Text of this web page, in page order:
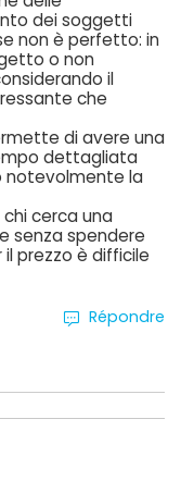
dei soggetti
non è perfetto: in
o non
il
che
di avere una
dettagliata
notevolmente la
cerca una
senza spendere
prezzo è difficile
Répondre